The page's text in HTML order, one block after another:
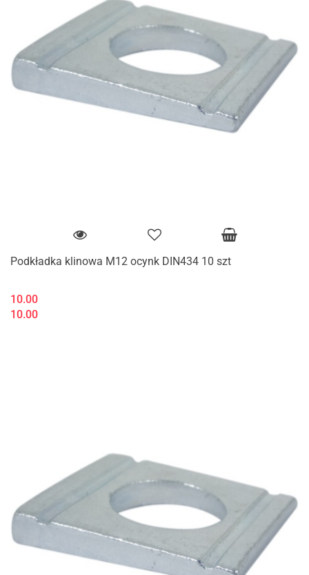
Podkładka klinowa M12 ocynk DIN434 10 szt
10.00
10.00